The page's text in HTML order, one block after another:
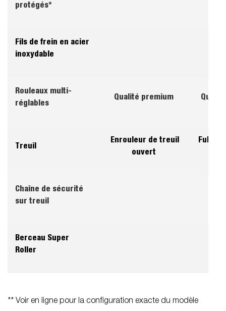
protégés*
Fils de frein en acier
inoxydable
Rouleaux multi-
réglables
Qualité premium
Treuil
Enrouleur de treuil
ouvert
Fully
Chaîne de sécurité
sur treuil
Berceau Super
Roller
** Voir en ligne pour la configuration exacte du modèle